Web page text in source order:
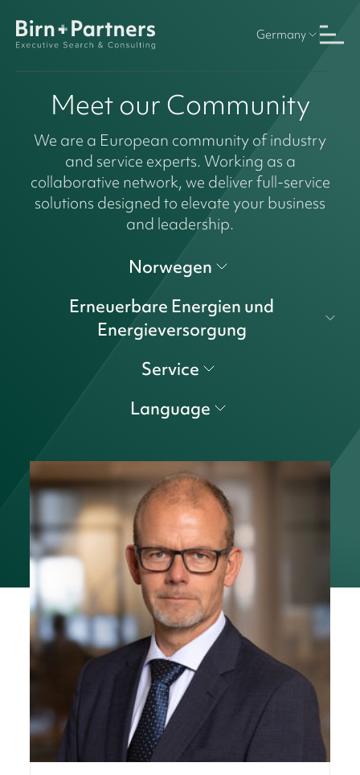
Germany
Meet our Community
We are a European community of industry
and service experts. Working as a
collaborative network, we deliver full-service
solutions designed to elevate your business
and leadership.
Norwegen
Erneuerbare Energien und
Energieversorgung
Service
Language